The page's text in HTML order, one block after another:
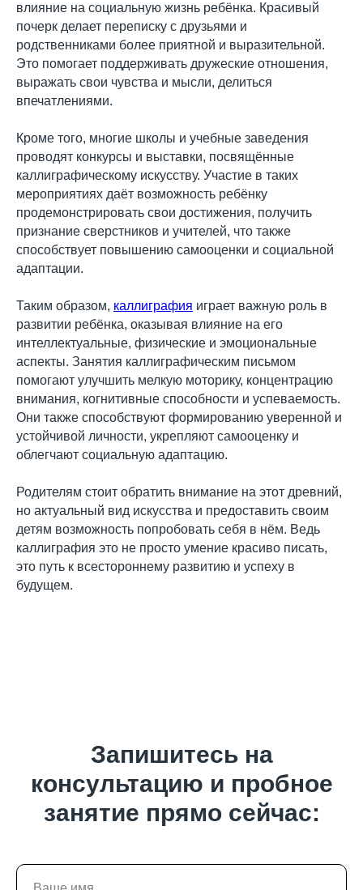
влияние на социальную жизнь ребёнка. Красивый
почерк делает переписку с друзьями и
родственниками более приятной и выразительной.
Это помогает поддерживать дружеские отношения,
выражать свои чувства и мысли, делиться
впечатлениями.
Кроме того, многие школы и учебные заведения
проводят конкурсы и выставки, посвящённые
каллиграфическому искусству. Участие в таких
мероприятиях даёт возможность ребёнку
продемонстрировать свои достижения, получить
признание сверстников и учителей, что также
способствует повышению самооценки и социальной
адаптации.
Таким образом, каллиграфия играет важную роль в
развитии ребёнка, оказывая влияние на его
интеллектуальные, физические и эмоциональные
аспекты. Занятия каллиграфическим письмом
помогают улучшить мелкую моторику, концентрацию
внимания, когнитивные способности и успеваемость.
Они также способствуют формированию уверенной и
устойчивой личности, укрепляют самооценку и
облегчают социальную адаптацию.
Родителям стоит обратить внимание на этот древний,
но актуальный вид искусства и предоставить своим
детям возможность попробовать себя в нём. Ведь
каллиграфия это не просто умение красиво писать,
это путь к всестороннему развитию и успеху в
будущем.
Запишитесь на
консультацию и пробное
занятие прямо сейчас: